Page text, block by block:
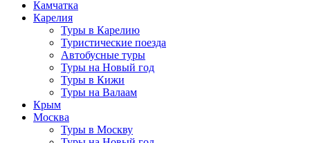
Камчатка
Карелия
Туры в Карелию
Туристические поезда
Автобусные туры
Туры на Новый год
Туры в Кижи
Туры на Валаам
Крым
Москва
Туры в Москву